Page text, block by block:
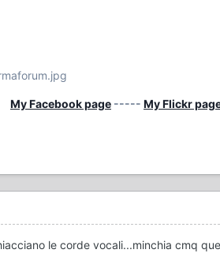
My Facebook page ----- My Flickr
le corde vocali...minchia cmq